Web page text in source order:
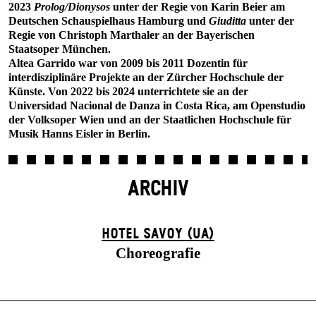
2023 Prolog/Dionysos unter der Regie von Karin Beier am
Deutschen Schauspielhaus Hamburg und Giuditta unter der
Regie von Christoph Marthaler an der Bayerischen
Staatsoper München.
Altea Garrido war von 2009 bis 2011 Dozentin für
interdisziplinäre Projekte an der Zürcher Hochschule der
Künste. Von 2022 bis 2024 unterrichtete sie an der
Universidad Nacional de Danza in Costa Rica, am Openstudio
der Volksoper Wien und an der Staatlichen Hochschule für
Musik Hanns Eisler in Berlin.
ARCHIV
HOTEL SAVOY (UA)
Choreografie